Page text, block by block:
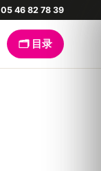
05 46 82 78 39
🗂️ 目录